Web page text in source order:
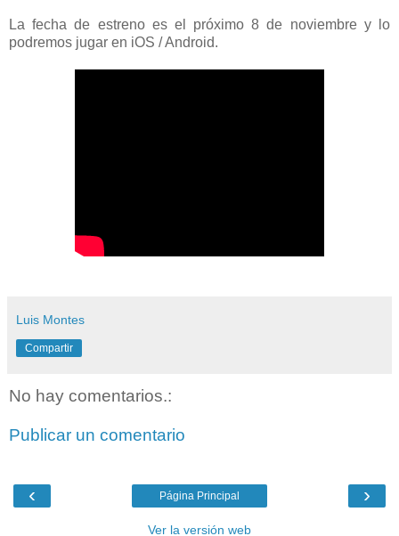
La fecha de estreno es el próximo 8 de noviembre y lo
podremos jugar en iOS / Android.
Luis Montes
Compartir
No hay comentarios.:
Publicar un comentario
‹ ›
Página Principal
Ver la versión web